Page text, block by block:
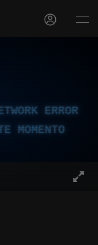
ERROR
MOMENTO